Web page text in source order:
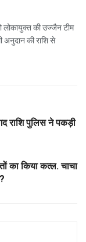
लोकायुक्त की उज्जैन टीम
अनुदान की राशि से
राशि पुलिस ने पकड़ी
का किया कत्ल. चाचा